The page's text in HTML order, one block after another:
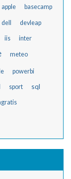
apple basecamp
dell devleap
iis inter
meteo
powerbi
sport sql